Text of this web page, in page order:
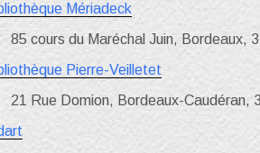
Mériadeck
85 cours du Maréchal Juin, Bordeaux,
Pierre-Veilletet
21 Rue Domion, Bordeaux-Caudéran,